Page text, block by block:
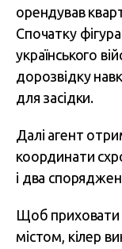
орендував
Спочатку
українського
дорозвідку
для засідки.
Далі агент
координати
і два
Щоб приховати
містом, кілер